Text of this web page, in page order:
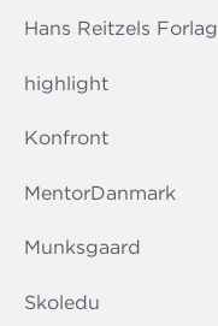
Hans Reitzels Forlag
highlight
Konfront
MentorDanmark
Munksgaard
Skoledu